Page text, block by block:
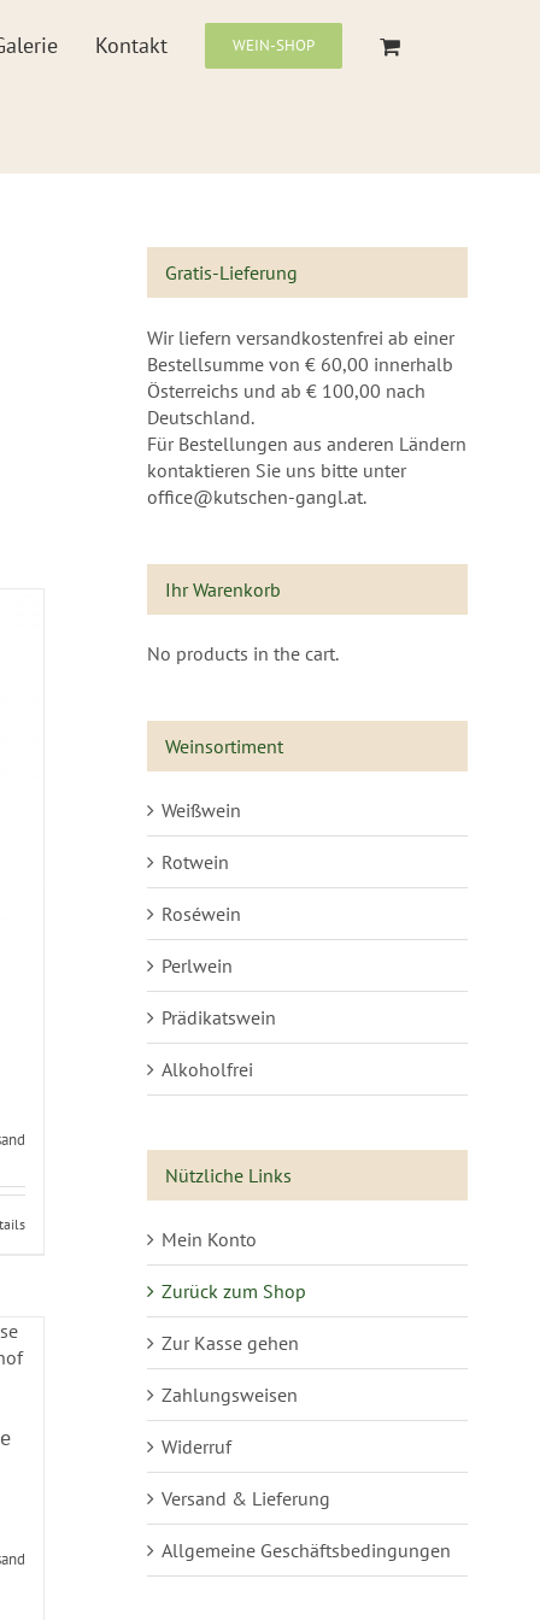
Kontakt WEIN-SHOP
Gratis-Lieferung
Wir liefern versandkostenfrei ab einer
Bestellsumme von € 60,00 innerhalb
Österreichs und ab € 100,00 nach
Deutschland.
Für Bestellungen aus anderen Ländern
kontaktieren Sie uns bitte unter
office@kutschen-gangl.at.
Ihr Warenkorb
No products in the cart.
Weinsortiment
Weißwein
Rotwein
Roséwein
Perlwein
Prädikatswein
Alkoholfrei
Nützliche Links
Mein Konto
Zurück zum Shop
Zur Kasse gehen
Zahlungsweisen
Widerruf
Versand & Lieferung
Allgemeine Geschäftsbedingungen